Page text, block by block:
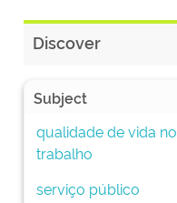
Discover
Subject
qualidade de vida no
trabalho
serviço público